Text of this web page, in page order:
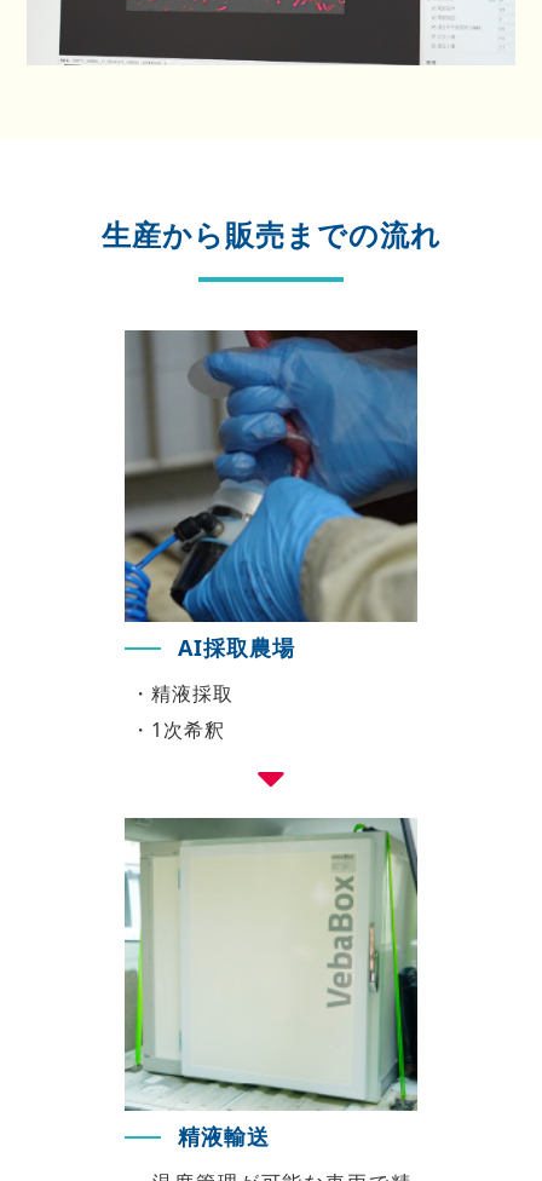
生産から販売までの流れ
AI採取農場
・精液採取
・1次希釈
精液輸送